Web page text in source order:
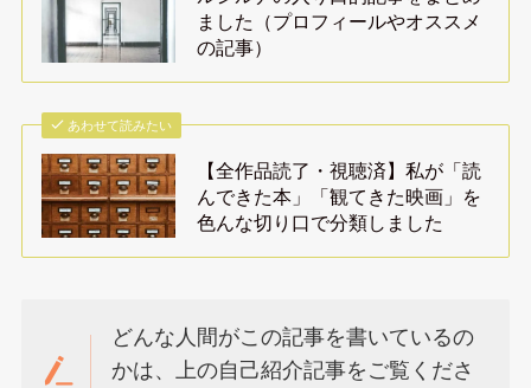
ました（プロフィールやオススメ
の記事）
あわせて読みたい
【全作品読了・視聴済】私が「読
んできた本」「観てきた映画」を
色んな切り口で分類しました
どんな人間がこの記事を書いているの
かは、上の自己紹介記事をご覧くださ